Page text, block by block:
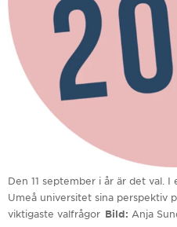
Den 11 september i år är det val.
Umeå universitet sina perspektiv
viktigaste valfrågor Bild Anja